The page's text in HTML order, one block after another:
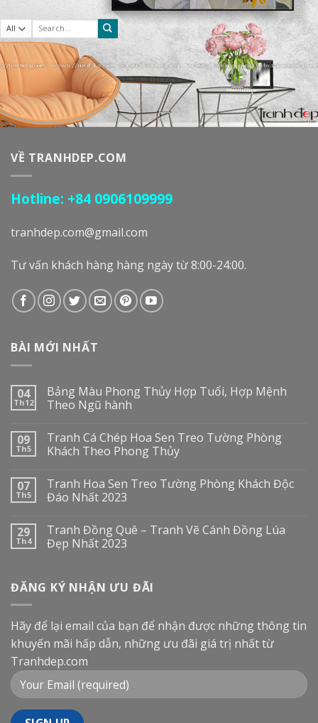
VỀ TRANHDEP.COM
Hotline: +84 0906109999
tranhdep.com@gmail.com
Tư vấn khách hàng hàng ngày từ 8:00-24:00.
BÀI MỚI NHẤT
04
Th12
Bảng Màu Phong Thủy Hợp Tuổi, Hợp Mệnh
Theo Ngũ hành
09
Th5
Tranh Cá Chép Hoa Sen Treo Tường Phòng
Khách Theo Phong Thủy
07
Th5
Tranh Hoa Sen Treo Tường Phòng Khách Độc
Đáo Nhất 2023
29
Th4
Tranh Đồng Quê – Tranh Vẽ Cánh Đồng Lúa
Đẹp Nhất 2023
ĐĂNG KÝ NHẬN ƯU ĐÃI
Hãy để lại email của bạn để nhận được những thông tin
khuyến mãi hấp dẫn, những ưu đãi giá trị nhất từ
Tranhdep.com